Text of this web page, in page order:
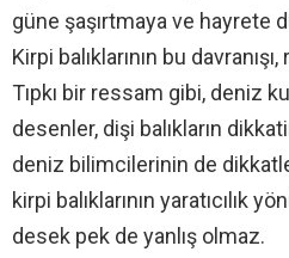
güne şaşırtmaya ve hayrete
Kirpi balıklarının bu
Tıpkı bir ressam gibi, deniz
desenler, dişi balıkların
deniz bilimcilerinin de
kirpi balıklarının yaratıcılık
desek pek de yanlış olmaz.